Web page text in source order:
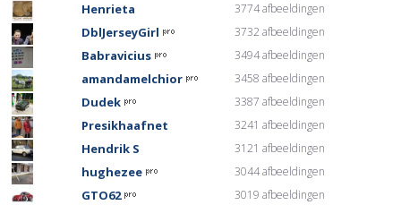
Henrieta 3774 afbeeldingen
DblJerseyGirl 3732 afbeeldingen
Babravicius 3494 afbeeldingen
amandamelchior 3458 afbeeldingen
Dudek 3387 afbeeldingen
Presikhaafnet 3241 afbeeldingen
Hendrik S 3121 afbeeldingen
hughezee 3044 afbeeldingen
GTO62 3019 afbeeldingen